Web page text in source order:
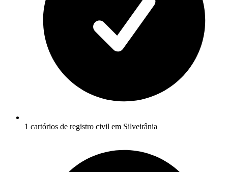
1 cartórios de registro civil em Silveirânia